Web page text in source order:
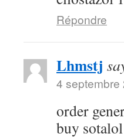
Répondre
Lhmstj
4 septembre
order
buy